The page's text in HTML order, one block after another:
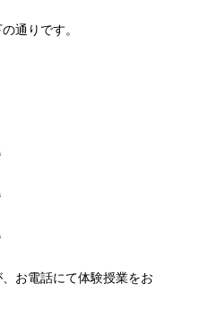
通りです。
お電話にて体験授業をお